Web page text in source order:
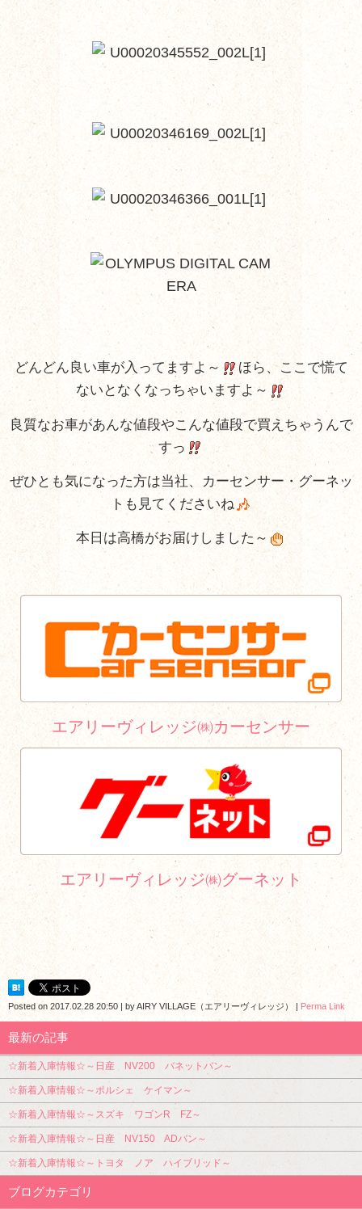
どんどん良い車が入ってますよ～
ほら、ここで慌て
ないとなくなっちゃいますよ～
良質なお車があんな値段やこんな値段で買えちゃうんで
すっ
ぜひとも気になった方は当社、カーセンサー・グーネッ
トも見てくださいね
本日は高橋がお届けしました～
エアリーヴィレッジ㈱カーセンサー
エアリーヴィレッジ㈱グーネット
Posted on 2017.02.28 20:50 | byAIRY VILLAGE（エアリーヴィレッジ） | Perma Link
最新の記事
☆新着入庫情報☆～日産 NV200 バネットバン～
☆新着入庫情報☆～ポルシェ ケイマン～
☆新着入庫情報☆～スズキ ワゴンR FZ～
☆新着入庫情報☆～日産 NV150 ADバン～
☆新着入庫情報☆～トヨタ ノア ハイブリッド～
ブログカテゴリ